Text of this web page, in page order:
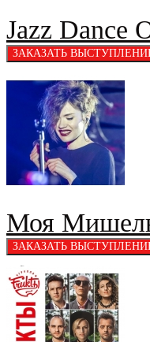
Jazz Dance
Моя